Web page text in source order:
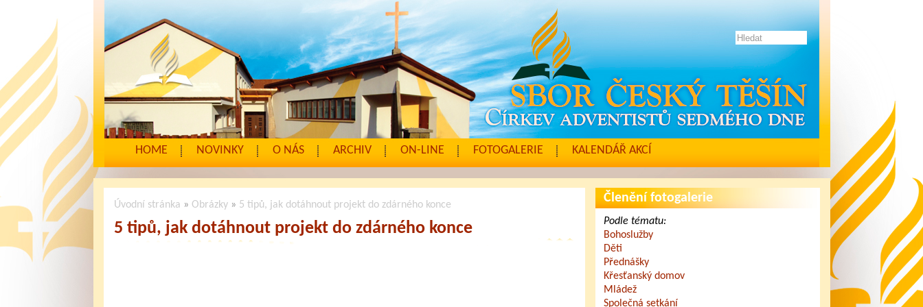
HOME NOVINKY O NÁS ARCHIV ON-LINE FOTOGALERIE KALENDÁŘ AKCÍ
Úvodní stránka » Obrázky» 5 tipů, jak dotáhnout projekt do zdárného konce
5 tipů, jak dotáhnout projekt do zdárného konce
Členění fotogalerie
Podle tématu:
Bohoslužby
Děti
Přednášky
Křesťanský domov
Mládež
Společná setkání